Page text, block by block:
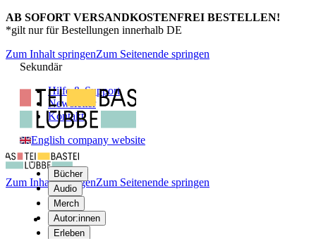
AB SOFORT VERSANDKOSTENFREI BESTELLEN!
*gilt nur für Bestellungen innerhalb DE
Zum Inhalt springenZum Seitenende springen
Sekundär
Hilfe & Support
Newsletter
Kontakt
English company website
Bücher
Audio
Merch
Autor:innen
Erleben
Zum Inhalt springenZum Seitenende springen